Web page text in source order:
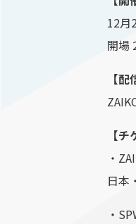
12月
開場
【
【
・
日本
・